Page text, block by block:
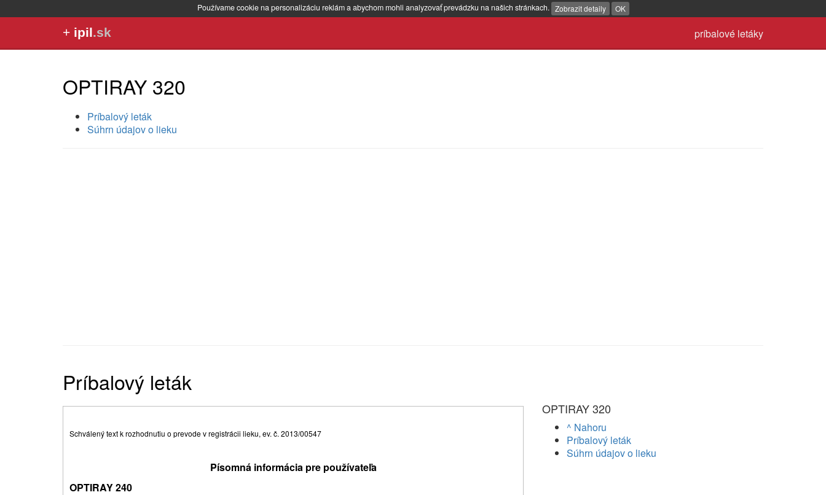
Používame cookie na personalizáciu reklám a abychom mohli analyzovať prevádzku na našich stránkach. Zobrazit detaily OK
príbalové letáky
+ ipil.sk
OPTIRAY 320
Príbalový leták
Súhrn údajov o lieku
Príbalový leták
Schválený text k rozhodnutiu o prevode v registrácii lieku, ev. č. 2013/00547
Písomná informácia pre používateľa
OPTIRAY 240
OPTIRAY 320
^ Nahoru
Príbalový leták
Súhrn údajov o lieku